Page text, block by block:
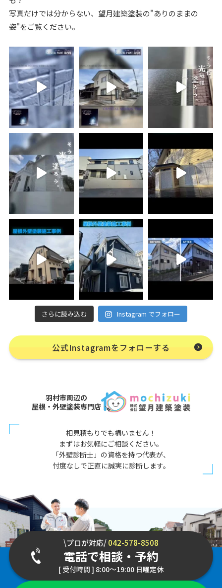
写真だけでは分からない、望月建築塗装の"ありのままの
姿"をご覧ください。
さらに読み込む Instagram でフォロー
公式Instagramをフォローする
羽村市周辺の
屋根・外壁塗装専門店
相見積もりでも構いません！
まずはお気軽にご相談ください。
「外壁診断士」の資格を持つ代表が、
忖度なしで正直に誠実に診断します。
\プロが対応/042-578-8508
電話で相談・予約
[ 受付時間 ] 8:00～19:00 日曜定休